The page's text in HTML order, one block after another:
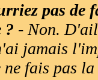
pas de
? - Non.
jamais
ne fais pas